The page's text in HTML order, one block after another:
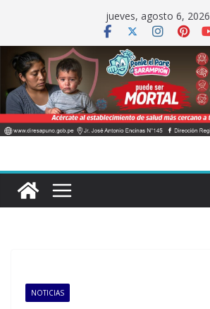
contenido
jueves, agosto 6, 2026
NOTICIAS